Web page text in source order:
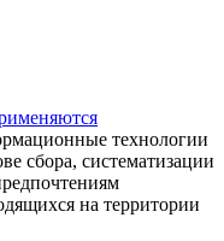
технологии
сбора, систематизации
на территории